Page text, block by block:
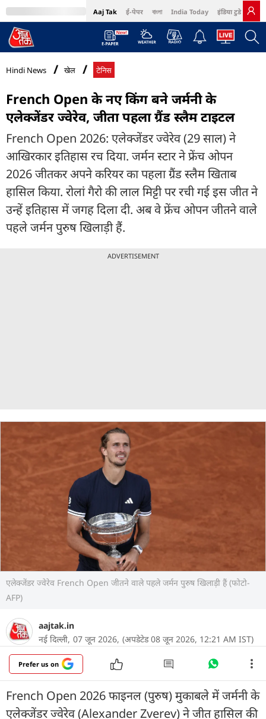
Aaj Tak ई-पेपर বাংলা India Today इंडिया टुडे हिंदी
MumbaiTak Cosmopolitan Harper's Bazaar Northeast
Hindi News खेल टेनिस
French Open के नए किंग बने जर्मनी के
एलेक्जेंडर ज्वेरेव, जीता पहला ग्रैंड स्लैम टाइटल
French Open 2026: एलेक्जेंडर ज्वेरेव (29 साल) ने
आखिरकार इतिहास रच दिया. जर्मन स्टार ने फ्रेंच ओपन
2026 जीतकर अपने करियर का पहला ग्रैंड स्लैम खिताब
हासिल किया. रोलां गैरो की लाल मिट्टी पर रची गई इस जीत ने
उन्हें इतिहास में जगह दिला दी. अब वे फ्रेंच ओपन जीतने वाले
पहले जर्मन पुरुष खिलाड़ी हैं.
ADVERTISEMENT
एलेक्जेंडर ज्वेरेव French Open जीतने वाले पहले जर्मन पुरुष खिलाड़ी हैं (फोटो-
AFP)
aajtak.in
नई दिल्ली, 07 जून 2026, (अपडेटेड 08 जून 2026, 12:21 AM IST)
Prefer us on
French Open 2026 फाइनल (पुरुष) मुकाबले में जर्मनी के
एलेक्जेंडर ज्वेरेव (Alexander Zverev) ने जीत हासिल की